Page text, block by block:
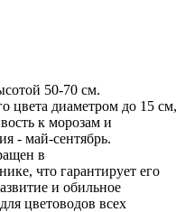
50-70 см.
цвета диаметром до 15 см,
к морозам и
- май-сентябрь.
в
что гарантирует его
и обильное
цветоводов всех